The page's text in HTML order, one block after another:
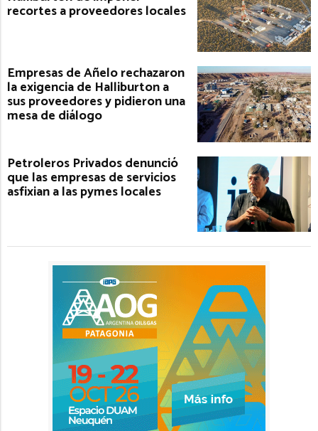
recortes a proveedores locales
Empresas de Añelo rechazaron
la exigencia de Halliburton a
sus proveedores y pidieron una
mesa de diálogo
Petroleros Privados denunció
que las empresas de servicios
asfixian a las pymes locales